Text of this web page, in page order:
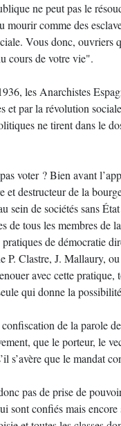
ne peut pas le
mourir comme des
Vous donc, ouvriers
cours de votre vie".
les Anarchistes
et par la révolution
ne tirent dans le
voter ? Bien avant
destructeur de la
sein de sociétés sans
de tous les membres de
de démocratie
Clastre, J. Mallaury,
avec cette
qui donne la
de la parole
que le porteur, le
s’avère que le mandat
pas de prise de
sont confiés mais